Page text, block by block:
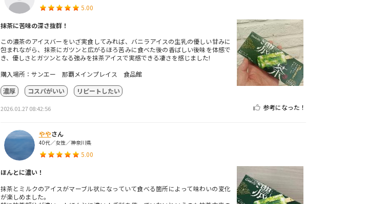
5.00
抹茶に苦味の深さ抜群！
この濃茶のアイスバーをいざ実食してみれば、バニラアイスの生乳の優しい甘みに
包まれながら、抹茶にガツンと広がるほろ苦みに食べた後の香ばしい後味を体感で
き、優しさとガツンとなる強みを抹茶アイスで実感できる凄さを感じました!
購入場所：サンエー 那覇メインプレイス 食品館
濃厚
コスパがいい リピートしたい
2026.01.27 08:42:56 参考になった！
ややさん
40代／女性／神奈川県
5.00
ほんとに濃い！
抹茶とミルクのアイスがマーブル状になっていて食べる箇所によって味わいの変化
が楽しめました。